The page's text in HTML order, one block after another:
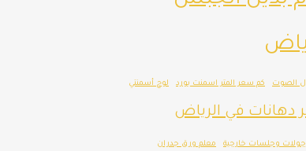
الصوت كم سعر المتر اسمنت بورد لوح أسمنتي
دهانات في الرياض
وجلسات خارجية معلم ورق جدران